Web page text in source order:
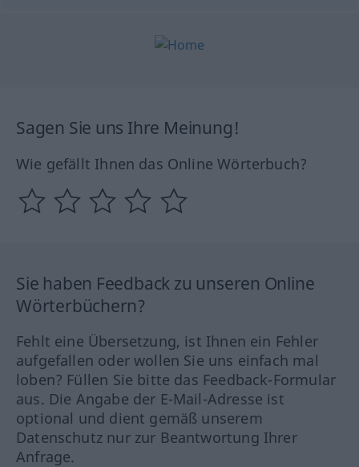
Sagen Sie uns Ihre Meinung!
Wie gefällt Ihnen das Online Wörterbuch?
Sie haben Feedback zu unseren Online
Wörterbüchern?
Fehlt eine Übersetzung, ist Ihnen ein Fehler
aufgefallen oder wollen Sie uns einfach mal
loben? Füllen Sie bitte das Feedback-Formular
aus. Die Angabe der E-Mail-Adresse ist
optional und dient gemäß unserem
Datenschutz nur zur Beantwortung Ihrer
Anfrage.